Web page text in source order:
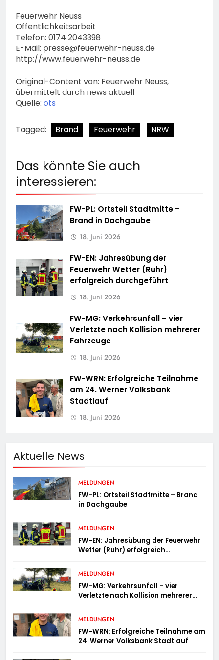
Feuerwehr Neuss
Öffentlichkeitsarbeit
Telefon: 0174 2043398
E-Mail: presse@feuerwehr-neuss.de
http://www.feuerwehr-neuss.de
Original-Content von: Feuerwehr Neuss,
übermittelt durch news aktuell
Quelle: ots
Tagged: Brand Feuerwehr NRW
Das könnte Sie auch
interessieren:
FW-PL: Ortsteil Stadtmitte –
Brand in Dachgaube
18. Juni 2026
FW-EN: Jahresübung der
Feuerwehr Wetter (Ruhr)
erfolgreich durchgeführt
18. Juni 2026
FW-MG: Verkehrsunfall – vier
Verletzte nach Kollision mehrerer
Fahrzeuge
18. Juni 2026
FW-WRN: Erfolgreiche Teilnahme
am 24. Werner Volksbank
Stadtlauf
18. Juni 2026
Aktuelle News
MELDUNGEN
FW-PL: Ortsteil Stadtmitte – Brand
in Dachgaube
MELDUNGEN
FW-EN: Jahresübung der Feuerwehr
Wetter (Ruhr) erfolgreich
MELDUNGEN
FW-MG: Verkehrsunfall – vier
Verletzte nach Kollision mehrerer
MELDUNGEN
FW-WRN: Erfolgreiche Teilnahme am
24. Werner Volksbank Stadtlauf